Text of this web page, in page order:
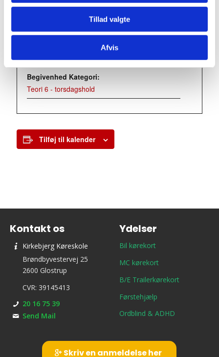
Tillad valgte
Afvis
Tidspunkt:
Begivenhed Kategori:
Teori 6 - torsdagshold
Tilføj til kalender
Kontakt os
Kirkebjerg Køreskole
Brøndbyvestervej 25
2600 Glostrup
CVR: 39145413
20 16 75 39
Send Mail
Ydelser
Bil kørekort
MC kørekort
B/E Trailerkørekort
Førstehjælp
Ordblind & ADHD
Skriv en anmeldelse her